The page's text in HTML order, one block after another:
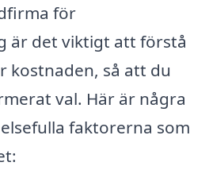
för
är det viktigt att förstå
kostnaden, så att du
val. Här är några
faktorerna som